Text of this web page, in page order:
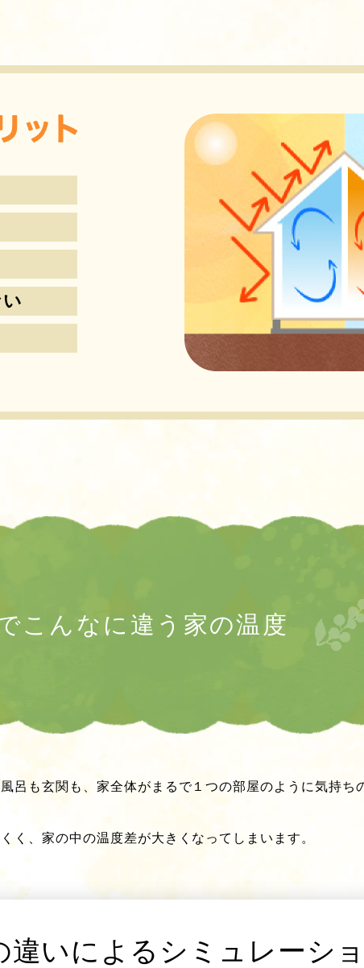
こんなに違う 家の温度
呂も玄関も、家全体がまるで１つの部屋のように気持ち
く、家の中の温度差が大きくなってしまいます。
違いによる シミュレーシ